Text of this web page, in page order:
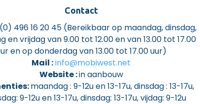
Contact
496 16 20 45 (Bereikbaar op maandag, dinsdag,
en vrijdag van 9.00 tot 12.00 en van 13.00 tot 17.00
en op donderdag van 13.00 tot 17.00 uur)
Mail :info@mobiwest.net
Website :in aanbouw
maandag : 9-12u en 13-17u, dinsdag : 13-17u,
9-12u en 13-17u, dinsdag: 13-17u, vijdag: 9-12u